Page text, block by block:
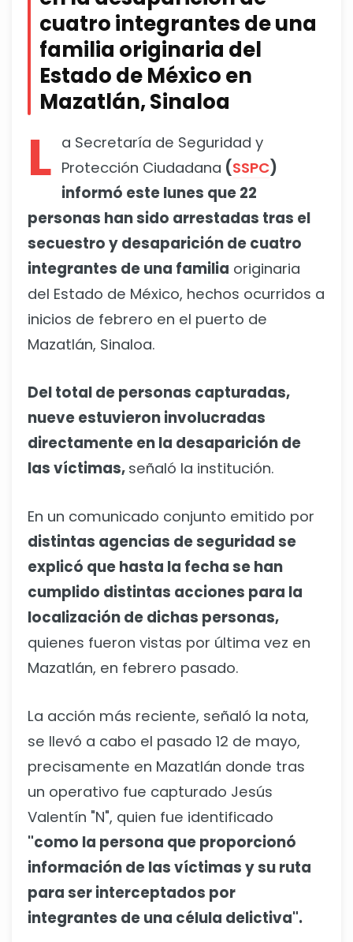
cuatro integrantes de una
familia originaria del
Estado de México en
Mazatlán, Sinaloa
L a Secretaría de Seguridad y
Protección Ciudadana (SSPC)
informó este lunes que 22
personas han sido arrestadas tras el
secuestro y desaparición de cuatro
integrantes de una familia originaria
del Estado de México, hechos ocurridos a
inicios de febrero en el puerto de
Mazatlán, Sinaloa.
Del total de personas capturadas,
nueve estuvieron involucradas
directamente en la desaparición de
las víctimas, señaló la institución.
En un comunicado conjunto emitido por
distintas agencias de seguridad se
explicó que hasta la fecha se han
cumplido distintas acciones para la
localización de dichas personas,
quienes fueron vistas por última vez en
Mazatlán, en febrero pasado.
La acción más reciente, señaló la nota,
se llevó a cabo el pasado 12 de mayo,
precisamente en Mazatlán donde tras
un operativo fue capturado Jesús
Valentín "N", quien fue identificado
"como la persona que proporcionó
información de las víctimas y su ruta
para ser interceptados por
integrantes de una célula delictiva".